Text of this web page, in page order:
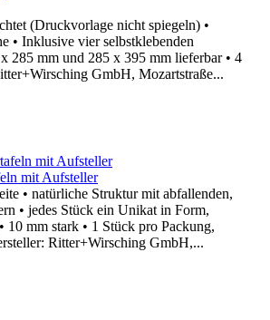
(Druckvorlage nicht spiegeln) •
• Inklusive vier selbstklebenden
285 mm und 285 x 395 mm lieferbar • 4
GmbH, Mozartstraße...
mit Aufsteller
• natürliche Struktur mit abfallenden,
• jedes Stück ein Unikat in Form,
10 mm stark • 1 Stück pro Packung,
Ritter+Wirsching GmbH,...